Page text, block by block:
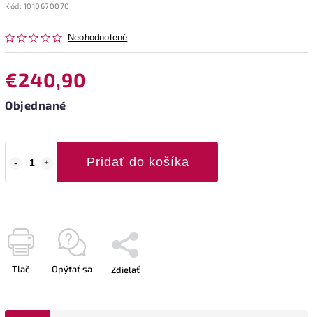
Kód: 1010670070
Neohodnotené
€240,90
Objednané
Pridať do košíka
Tlač Opýtať sa Zdieľať